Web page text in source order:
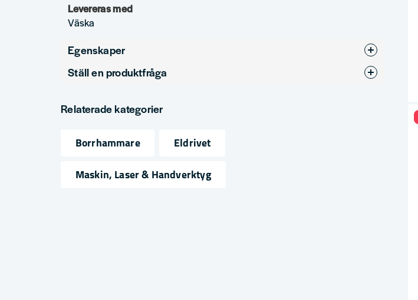
Levereras med
Väska
Egenskaper
Verktygsfäste
Ställ en produktfråga
Fråga oss något om denna produkten...
Relaterade kategorier
Borrhammare
Eldrivet
Maskin, Laser & Handverktyg